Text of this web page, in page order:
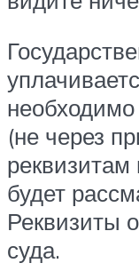
необходимо
(не через
реквизитам
будет
Реквизиты
суда.